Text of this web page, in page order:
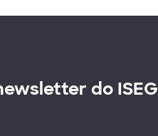
do ISEG